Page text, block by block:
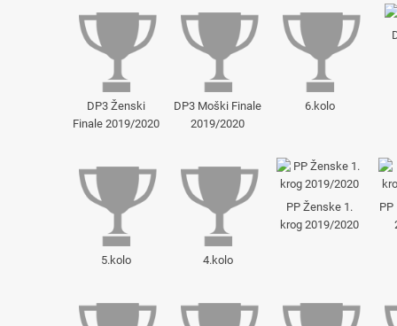
DP3 Ženski
Finale 2019/2020
DP3 Moški Finale
2019/2020
6.kolo
5.kolo 4.kolo
PP Ženske 1.
krog 2019/2020